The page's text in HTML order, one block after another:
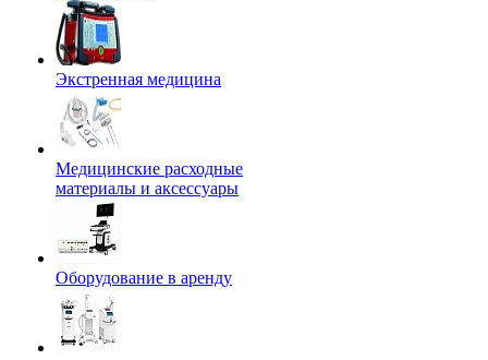
Экстренная медицина
Медицинские расходные
материалы и аксессуары
Оборудование в аренду